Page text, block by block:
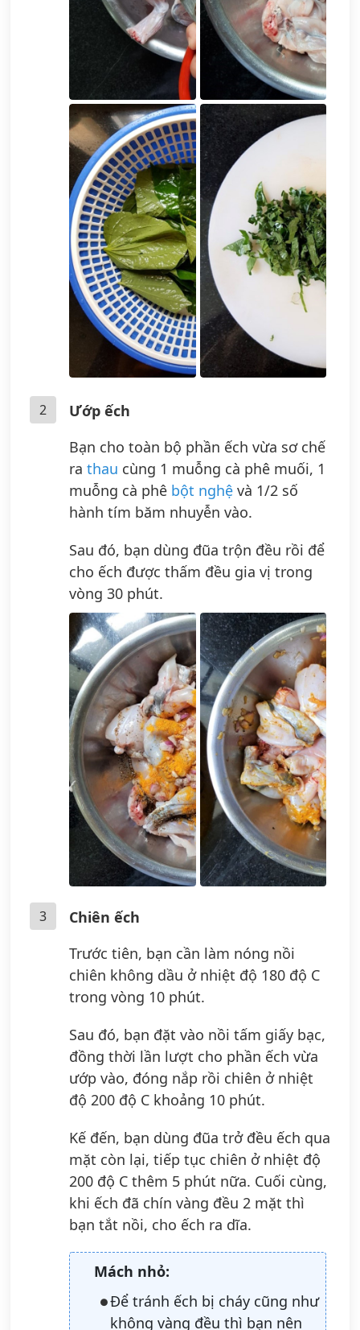
2
Ướp ếch
Bạn cho toàn bộ phần ếch vừa sơ chế
ra thau cùng 1 muỗng cà phê muối, 1
muỗng cà phê bột nghệ và 1/2 số
hành tím băm nhuyễn vào.
Sau đó, bạn dùng đũa trộn đều rồi để
cho ếch được thấm đều gia vị trong
vòng 30 phút.
3
Chiên ếch
Trước tiên, bạn cần làm nóng nồi
chiên không dầu ở nhiệt độ 180 độ C
trong vòng 10 phút.
Sau đó, bạn đặt vào nồi tấm giấy bạc,
đồng thời lần lượt cho phần ếch vừa
ướp vào, đóng nắp rồi chiên ở nhiệt
độ 200 độ C khoảng 10 phút.
Kế đến, bạn dùng đũa trở đều ếch qua
mặt còn lại, tiếp tục chiên ở nhiệt độ
200 độ C thêm 5 phút nữa. Cuối cùng,
khi ếch đã chín vàng đều 2 mặt thì
bạn tắt nồi, cho ếch ra dĩa.
Mách nhỏ:
Để tránh ếch bị cháy cũng như
không vàng đều thì bạn nên